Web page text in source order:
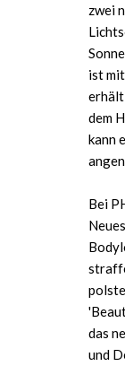
zwei
ist
dem
kann
Bei
das
und